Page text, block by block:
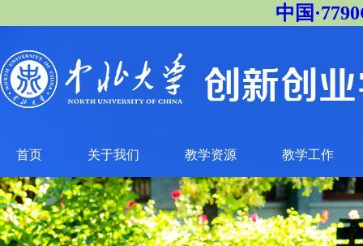
中国
首页 关于我们 教学资源 教学工作